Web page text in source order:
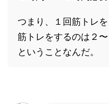
つまり、１回筋トレ
筋トレをするのは２
ということなんだ。